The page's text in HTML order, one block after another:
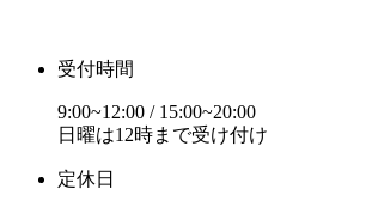
受付時間
9:00~12:00 / 15:00~20:00
日曜は12時まで受け付け
定休日